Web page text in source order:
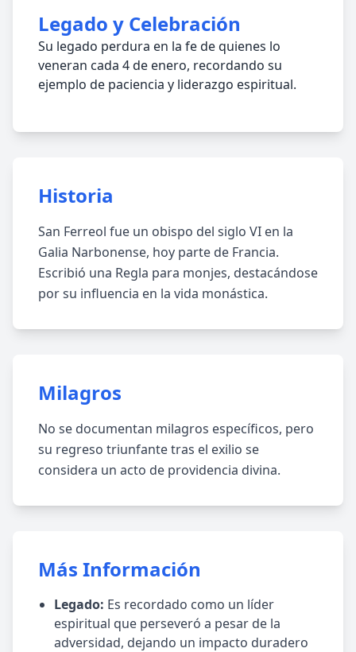
Legado y Celebración
Su legado perdura en la fe de quienes lo
veneran cada 4 de enero, recordando su
ejemplo de paciencia y liderazgo espiritual.
Historia
San Ferreol fue un obispo del siglo VI en la
Galia Narbonense, hoy parte de Francia.
Escribió una Regla para monjes, destacándose
por su influencia en la vida monástica.
Milagros
No se documentan milagros específicos, pero
su regreso triunfante tras el exilio se
considera un acto de providencia divina.
Más Información
Legado: Es recordado como un líder
espiritual que perseveró a pesar de la
adversidad, dejando un impacto duradero